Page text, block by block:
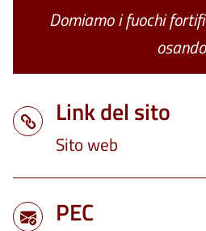
Domiamo i fuochi
osando
Link del sito
Sito web
PEC